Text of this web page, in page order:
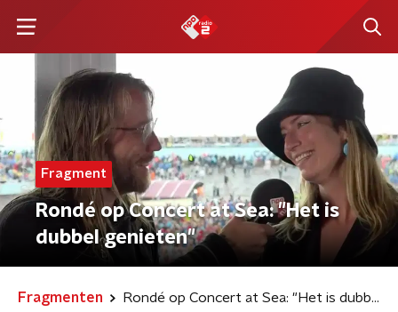
Fragment
Rondé op Concert at Sea: "Het is
dubbel genieten"
Fragmenten Rondé op Concert at Sea: "Het is dubbel genieten"